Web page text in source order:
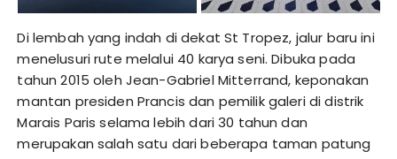
Di lembah yang indah di dekat St Tropez, jalur baru ini
menelusuri rute melalui 40 karya seni. Dibuka pada
tahun 2015 oleh Jean-Gabriel Mitterrand, keponakan
mantan presiden Prancis dan pemilik galeri di distrik
Marais Paris selama lebih dari 30 tahun dan
merupakan salah satu dari beberapa taman patung